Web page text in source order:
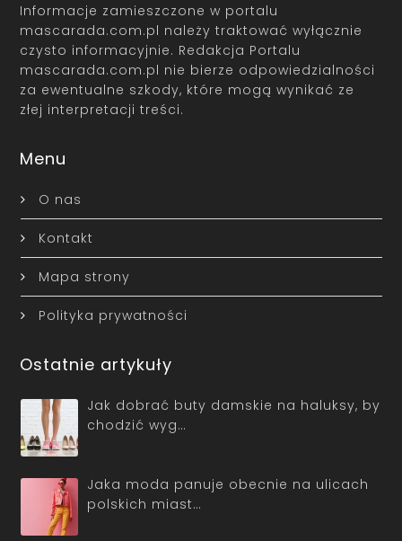
Informacje zamieszczone w portalu
mascarada.com.pl należy traktować wyłącznie
czysto informacyjnie. Redakcja Portalu
mascarada.com.pl nie bierze odpowiedzialności
za ewentualne szkody, które mogą wynikać ze
złej interpretacji treści.
Menu
O nas
Kontakt
Mapa strony
Polityka prywatności
Ostatnie artykuły
Jak dobrać buty damskie na haluksy, by
chodzić wyg…
Jaka moda panuje obecnie na ulicach
polskich miast…